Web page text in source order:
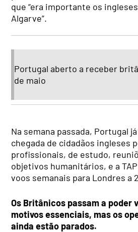
que “era importante os
Algarve”.
Portugal aberto a receber
de maio
Na semana passada, Portugal
chegada de cidadãos ingleses
profissionais, de estudo,
objetivos humanitários, e a
voos semanais para Londres a
Os Britânicos passam a poder
motivos essenciais, mas os
ainda estão parados.